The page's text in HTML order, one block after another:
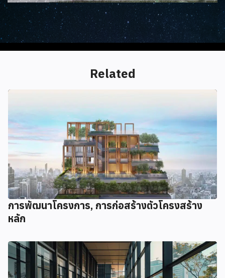
Related
การพัฒนาโครงการ, การก่อสร้างตัวโครงสร้าง
หลัก